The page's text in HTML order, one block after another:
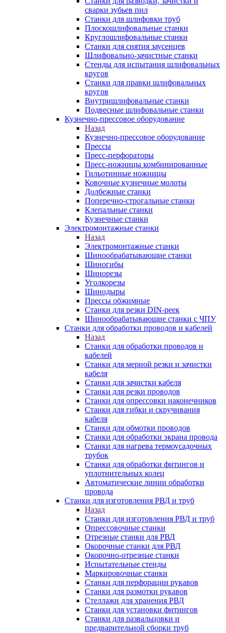
сварки зубьев пил
Станки для шлифовки труб
Плоскошлифовальные станки
Круглошлифовальные станки
Станки для снятия заусенцев
Шлифовально-зачистные станки
Стенды для испытания шлифовальных
кругов
Станки для правки шлифовальных
кругов
Внутришлифовальные станки
Подвесные шлифовальные станки
Кузнечно-прессовое оборудование
Назад
Кузнечно-прессовое оборудование
Прессы
Пресс-перфораторы
Пресс-ножницы комбинированные
Гильотинные ножницы
Ковочные кузнечные молоты
Долбежные станки
Поперечно-строгальные станки
Клепальные станки
Кузнечные станки
Электромонтажные станки
Назад
Электромонтажные станки
Шинообрабатывающие станки
Шиногибы
Шинорезы
Уголкорезы
Шинодыры
Прессы обжимные
Станки для резки DIN-реек
Шинообрабатывающие станки с ЧПУ
Станки для обработки проводов и кабелей
Назад
Станки для обработки проводов и
кабелей
Станки для мерной резки и зачистки
кабеля
Станки для зачистки кабеля
Станки для резки проводов
Станки для опрессовки наконечников
Станки для гибки и скручивания
кабеля
Станки для обмотки проводов
Станки для обработки экрана провода
Станки для нагрева термоусадочных
трубок
Станки для обработки фитингов и
уплотнительных колец
Автоматические линии обработки
провода
Станки для изготовления РВД и труб
Назад
Станки для изготовления РВД и труб
Опрессовочные станки
Отрезные станки для РВД
Окорочные станки для РВД
Окорочно-отрезные станки
Испытательные стенды
Маркировочные станки
Станки для перфорации рукавов
Станки для размотки рукавов
Стеллажи для хранения РВД
Станки для установки фитингов
Станки для развальцовки и
предварительной сборки труб